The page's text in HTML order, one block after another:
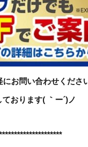
お問い合わせくださ
おります( ｀ー´)ノ